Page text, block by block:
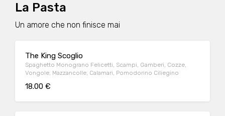
La Pasta
Un amore che non finisce mai
The King Scoglio
Spaghetto Monograno Felicetti, Scampi, Gamberi, Cozze,
Vongole, Mazzancolle, Calamari, Pomodorino Ciliegino
18.00 €